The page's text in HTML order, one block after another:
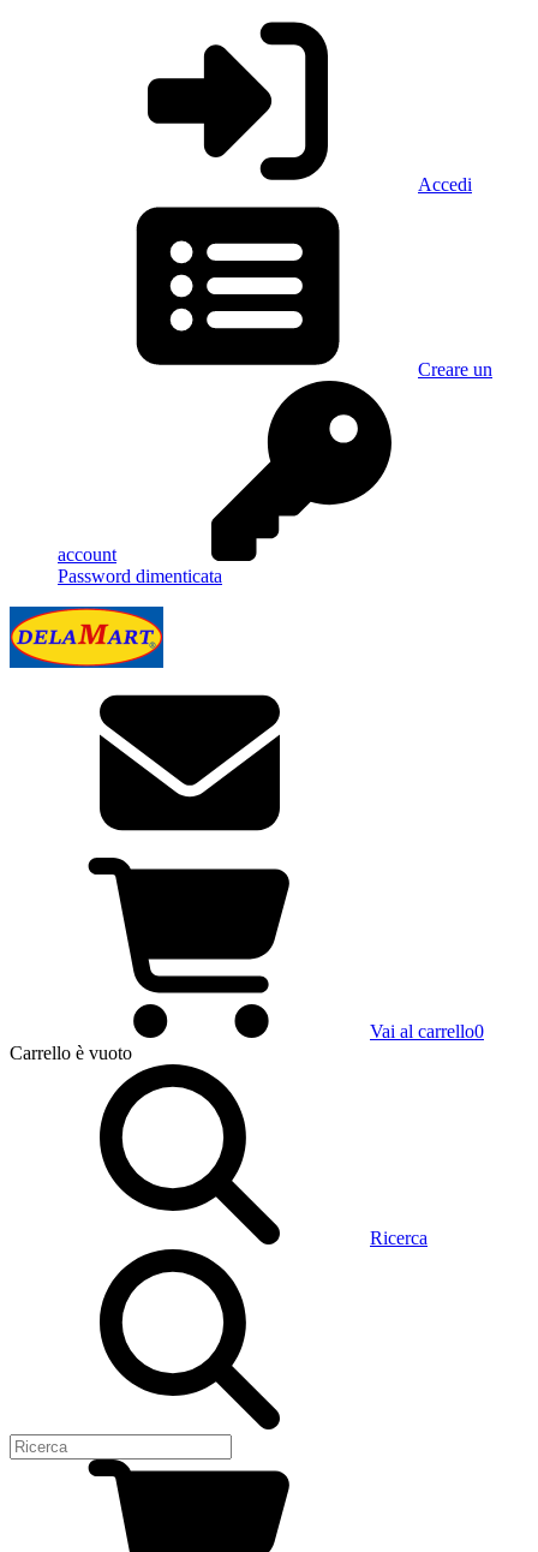
Accedi
Creare un
account
Password dimenticata
Vai al carrello0
Carrello è vuoto
Ricerca